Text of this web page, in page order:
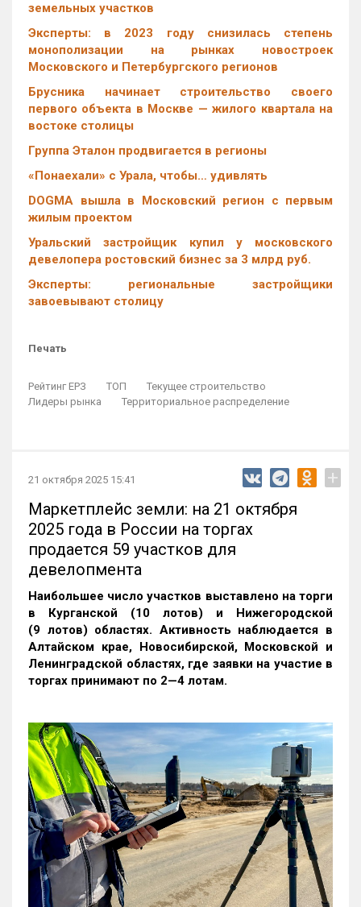
земельных участков
Эксперты: в 2023 году снизилась степень
монополизации на рынках новостроек
Московского и Петербургского регионов
Брусника начинает строительство своего
первого объекта в Москве — жилого квартала на
востоке столицы
Группа Эталон продвигается в регионы
«Понаехали» с Урала, чтобы… удивлять
DOGMA вышла в Московский регион с первым
жилым проектом
Уральский застройщик купил у московского
девелопера ростовский бизнес за 3 млрд руб.
Эксперты: региональные застройщики
завоевывают столицу
Печать
Рейтинг ЕРЗ ТОП
Текущее строительство
Лидеры рынка
Территориальное распределение
21 октября 2025 15:41 +
Маркетплейс земли: на 21 октября
2025 года в России на торгах
продается 59 участков для
девелопмента
Наибольшее число участков выставлено на торги
в Курганской (10 лотов) и Нижегородской
(9 лотов) областях. Активность наблюдается в
Алтайском крае, Новосибирской, Московской и
Ленинградской областях, где заявки на участие в
торгах принимают по 2—4 лотам.